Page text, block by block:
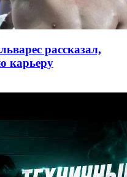
рассказал,
карьеру